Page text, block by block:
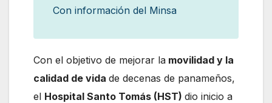
Con información del Minsa
Con el objetivo de mejorar la movilidad y la
calidad de vida de decenas de panameños,
el Hospital Santo Tomás (HST) dio inicio a